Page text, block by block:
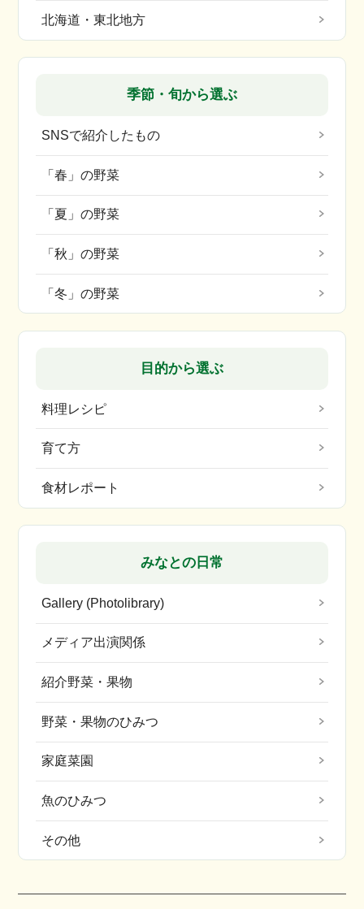
北海道・東北地方
季節・旬から選ぶ
SNSで紹介したもの
「春」の野菜
「夏」の野菜
「秋」の野菜
「冬」の野菜
目的から選ぶ
料理レシピ
育て方
食材レポート
みなとの日常
Gallery (Photolibrary)
メディア出演関係
紹介野菜・果物
野菜・果物のひみつ
家庭菜園
魚のひみつ
その他